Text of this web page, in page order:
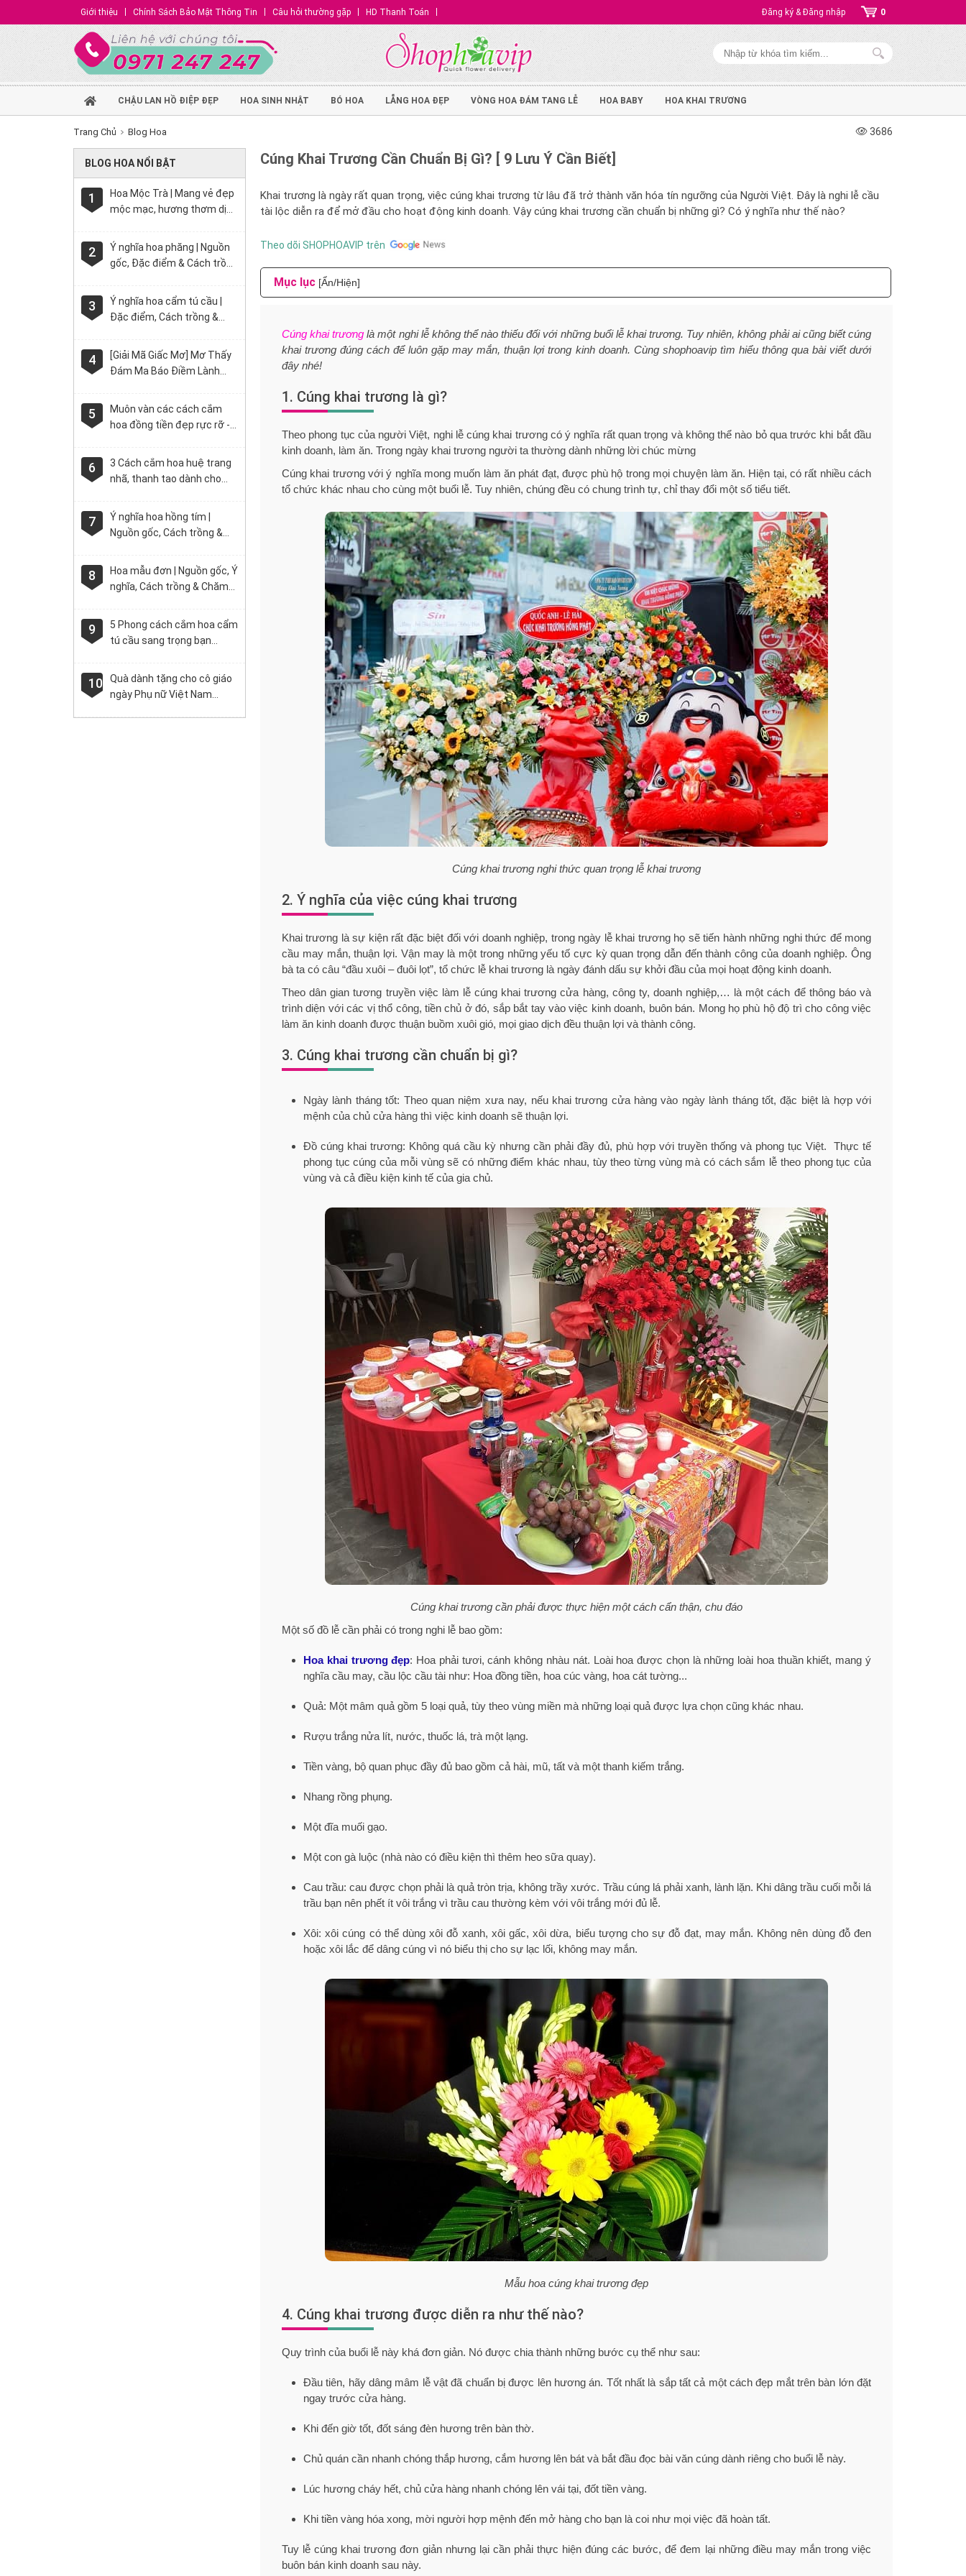
Giới thiệu Chính Sách Bảo Mật Thông Tin Câu hỏi thường gặp HD Thanh Toán Đăng ký & Đăng nhập 0
CHẬU LAN HỒ ĐIỆP ĐẸP HOA SINH NHẬT BÓ HOA LẴNG HOA ĐẸP VÒNG HOA ĐÁM TANG LỄ HOA BABY HOA KHAI TRƯƠNG
Trang Chủ Blog Hoa 3686
BLOG HOA NỔI BẬT
1
Hoa Mộc Trà | Mang vẻ đẹp
mộc mạc, hương thơm dịu
2
Ý nghĩa hoa phăng | Nguồn
gốc, Đặc điểm & Cách trồng
3
Ý nghĩa hoa cẩm tú cầu |
Đặc điểm, Cách trồng &
4
[Giải Mã Giấc Mơ] Mơ Thấy
Đám Ma Báo Điềm Lành
5
Muôn vàn các cách cắm
hoa đồng tiền đẹp rực rỡ -
6
3 Cách cắm hoa huệ trang
nhã, thanh tao dành cho
7
Ý nghĩa hoa hồng tím |
Nguồn gốc, Cách trồng &
8
Hoa mẫu đơn | Nguồn gốc, Ý
nghĩa, Cách trồng & Chăm
9
5 Phong cách cắm hoa cẩm
tú cầu sang trọng bạn
10
Quà dành tặng cho cô giáo
ngày Phụ nữ Việt Nam
Cúng Khai Trương Cần Chuẩn Bị Gì? [ 9 Lưu Ý Cần Biết]
Khai trương là ngày rất quan trọng, việc cúng khai trương từ lâu đã trở thành văn hóa tín ngưỡng của Người Việt. Đây là nghi lễ cầu
tài lộc diễn ra để mở đầu cho hoạt động kinh doanh. Vậy cúng khai trương cần chuẩn bị những gì? Có ý nghĩa như thế nào?
Theo dõi SHOPHOAVIP trên
Mục lục [Ẩn/Hiện]
Cúng khai trương là một nghi lễ không thể nào thiếu đối với những buổi lễ khai trương. Tuy nhiên, không phải ai cũng biết cúng
khai trương đúng cách để luôn gặp may mắn, thuận lợi trong kinh doanh. Cùng shophoavip tìm hiểu thông qua bài viết dưới
đây nhé!
1. Cúng khai trương là gì?
Theo phong tục của người Việt, nghi lễ cúng khai trương có ý nghĩa rất quan trọng và không thể nào bỏ qua trước khi bắt đầu
kinh doanh, làm ăn. Trong ngày khai trương người ta thường dành những lời chúc mừng
Cúng khai trương với ý nghĩa mong muốn làm ăn phát đạt, được phù hộ trong mọi chuyện làm ăn. Hiện tại, có rất nhiều cách
tổ chức khác nhau cho cùng một buổi lễ. Tuy nhiên, chúng đều có chung trình tự, chỉ thay đổi một số tiểu tiết.
Cúng khai trương nghi thức quan trọng lễ khai trương
2. Ý nghĩa của việc cúng khai trương
Khai trương là sự kiện rất đặc biệt đối với doanh nghiệp, trong ngày lễ khai trương họ sẽ tiến hành những nghi thức để mong
cầu may mắn, thuận lợi. Vận may là một trong những yếu tố cực kỳ quan trọng dẫn đến thành công của doanh nghiệp. Ông
bà ta có câu “đầu xuôi – đuôi lọt”, tổ chức lễ khai trương là ngày đánh dấu sự khởi đầu của mọi hoạt động kinh doanh.
Theo dân gian tương truyền việc làm lễ cúng khai trương cửa hàng, công ty, doanh nghiệp,… là một cách để thông báo và
trình diện với các vị thổ công, tiền chủ ở đó, sắp bắt tay vào việc kinh doanh, buôn bán. Mong họ phù hộ độ trì cho công việc
làm ăn kinh doanh được thuận buồm xuôi gió, mọi giao dịch đều thuận lợi và thành công.
3. Cúng khai trương cần chuẩn bị gì?
Ngày lành tháng tốt: Theo quan niệm xưa nay, nếu khai trương cửa hàng vào ngày lành tháng tốt, đặc biệt là hợp với
mệnh của chủ cửa hàng thì việc kinh doanh sẽ thuận lợi.
Đồ cúng khai trương: Không quá cầu kỳ nhưng cần phải đầy đủ, phù hợp với truyền thống và phong tục Việt. Thực tế
phong tục cúng của mỗi vùng sẽ có những điểm khác nhau, tùy theo từng vùng mà có cách sắm lễ theo phong tục của
vùng và cả điều kiện kinh tế của gia chủ.
Cúng khai trương cần phải được thực hiện một cách cẩn thận, chu đáo
Một số đồ lễ cần phải có trong nghi lễ bao gồm:
Hoa khai trương đẹp: Hoa phải tươi, cánh không nhàu nát. Loài hoa được chọn là những loài hoa thuần khiết, mang ý
nghĩa cầu may, cầu lộc cầu tài như: Hoa đồng tiền, hoa cúc vàng, hoa cát tường...
Quả: Một mâm quả gồm 5 loại quả, tùy theo vùng miền mà những loại quả được lựa chọn cũng khác nhau.
Rượu trắng nửa lít, nước, thuốc lá, trà một lạng.
Tiền vàng, bộ quan phục đầy đủ bao gồm cả hài, mũ, tất và một thanh kiếm trắng.
Nhang rồng phụng.
Một đĩa muối gạo.
Một con gà luộc (nhà nào có điều kiện thì thêm heo sữa quay).
Cau trầu: cau được chọn phải là quả tròn trịa, không trầy xước. Trầu cúng lá phải xanh, lành lặn. Khi dâng trầu cuối mỗi lá
trầu bạn nên phết ít vôi trắng vì trầu cau thường kèm với vôi trắng mới đủ lễ.
Xôi: xôi cúng có thể dùng xôi đỗ xanh, xôi gấc, xôi dừa, biểu tượng cho sự đỗ đạt, may mắn. Không nên dùng đỗ đen
hoặc xôi lắc để dâng cúng vì nó biểu thị cho sự lạc lối, không may mắn.
Mẫu hoa cúng khai trương đẹp
4. Cúng khai trương được diễn ra như thế nào?
Quy trình của buổi lễ này khá đơn giản. Nó được chia thành những bước cụ thể như sau:
Đầu tiên, hãy dâng mâm lễ vật đã chuẩn bị được lên hương án. Tốt nhất là sắp tất cả một cách đẹp mắt trên bàn lớn đặt
ngay trước cửa hàng.
Khi đến giờ tốt, đốt sáng đèn hương trên bàn thờ.
Chủ quán cần nhanh chóng thắp hương, cắm hương lên bát và bắt đầu đọc bài văn cúng dành riêng cho buổi lễ này.
Lúc hương cháy hết, chủ cửa hàng nhanh chóng lên vái tại, đốt tiền vàng.
Khi tiền vàng hóa xong, mời người hợp mệnh đến mở hàng cho bạn là coi như mọi việc đã hoàn tất.
Tuy lễ cúng khai trương đơn giản nhưng lại cần phải thực hiện đúng các bước, để đem lại những điều may mắn trong việc
buôn bán kinh doanh sau này.